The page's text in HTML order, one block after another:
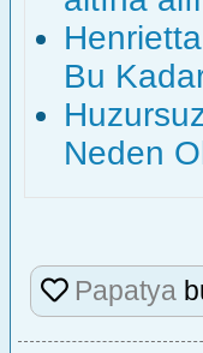
Bu
Neden
Papatya